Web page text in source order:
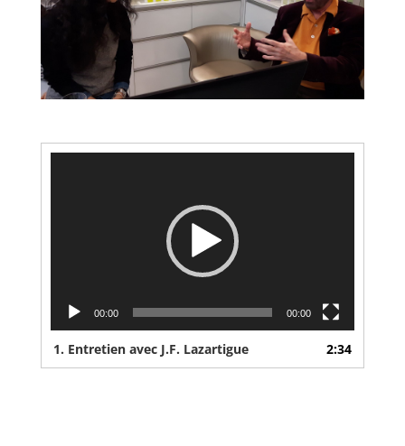
00:00 00:00
1. Entretien avec J.F. Lazartigue 2:34